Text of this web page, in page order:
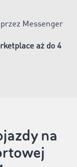
Messenger
aż do 4
na